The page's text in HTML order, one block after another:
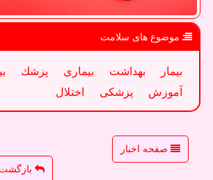
موضوع های سلامت
بیمار بهداشت بیماری پزشك
آموزش
پزشكی اختلال
صفحه اخبار